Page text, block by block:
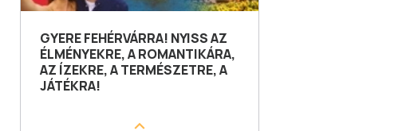
GYERE FEHÉRVÁRRA! NYISS AZ
ÉLMÉNYEKRE, A ROMANTIKÁRA,
AZ ÍZEKRE, A TERMÉSZETRE, A
JÁTÉKRA!